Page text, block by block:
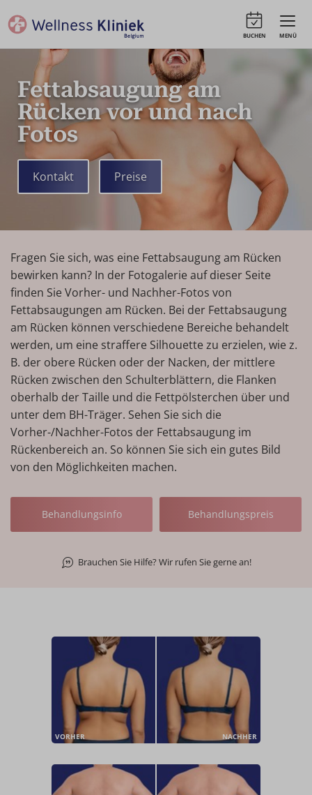
MENÜ
BUCHEN
Fettabsaugung am
Rücken vor und nach
Fotos
Kontakt Preise
Fragen Sie sich, was eine Fettabsaugung am Rücken
bewirken kann? In der Fotogalerie auf dieser Seite
finden Sie Vorher- und Nachher-Fotos von
Fettabsaugungen am Rücken. Bei der Fettabsaugung
am Rücken können verschiedene Bereiche behandelt
werden, um eine straffere Silhouette zu erzielen, wie z.
B. der obere Rücken oder der Nacken, der mittlere
Rücken zwischen den Schulterblättern, die Flanken
oberhalb der Taille und die Fettpölsterchen über und
unter dem BH-Träger. Sehen Sie sich die
Vorher-/Nachher-Fotos der Fettabsaugung im
Rückenbereich an. So können Sie sich ein gutes Bild
von den Möglichkeiten machen.
Behandlungsinfo Behandlungspreis
Brauchen Sie Hilfe? Wir rufen Sie gerne an!
VORHER NACHHER